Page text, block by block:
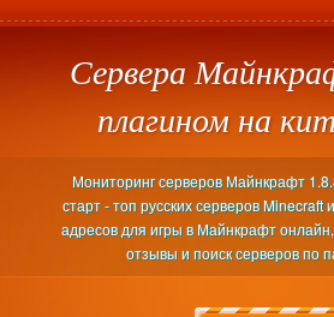
Сервера
плагином на
Мониторинг серверов Майнкрафт
старт - топ русских серверов Minecraft
адресов для игры в Майнкрафт онлайн,
отзывы и поиск серверов по